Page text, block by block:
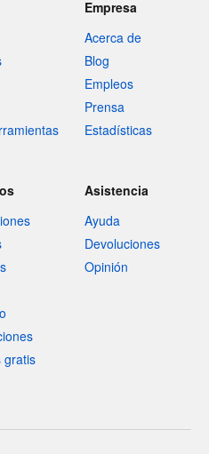
Empresa
Acerca de
Blog
Empleos
Prensa
Estadísticas
gratis
Asistencia
Ayuda
Devoluciones
Opinión